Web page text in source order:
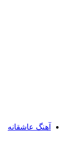
آهنگ عاشقانه